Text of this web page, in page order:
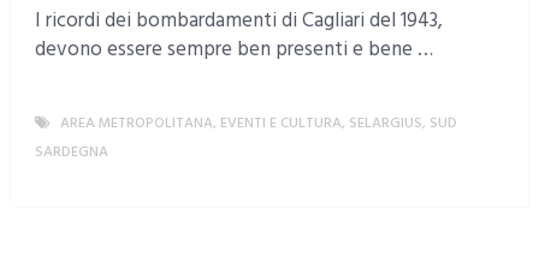
I ricordi dei bombardamenti di Cagliari del 1943,
devono essere sempre ben presenti e bene …
AREA METROPOLITANA, EVENTI E CULTURA, SELARGIUS, SUD
SARDEGNA